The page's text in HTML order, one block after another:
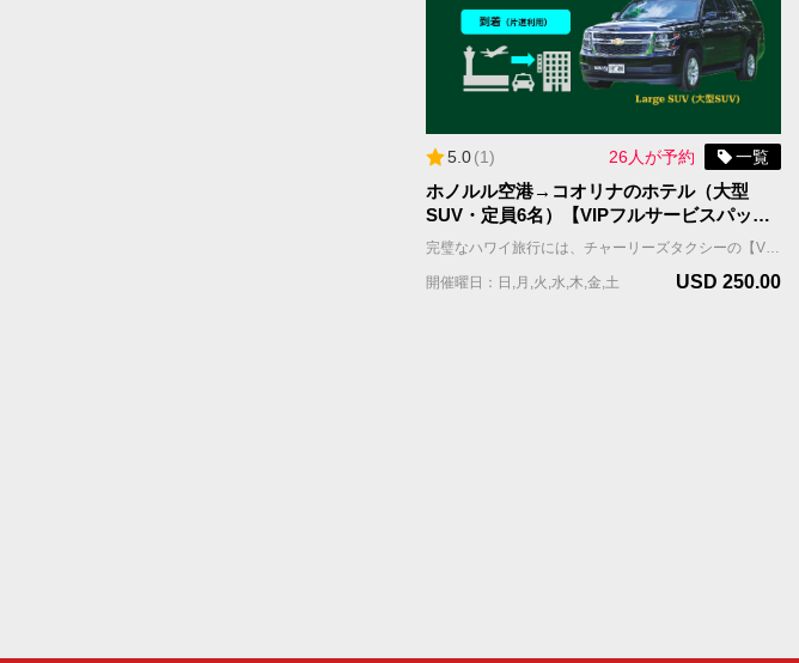
5.0(1) 26人が予約 一覧
ホノルル空港→コオリナのホテル（大型
SUV・定員6名）【VIPフルサービスパッケ
ージ・片道（到着）】
完璧なハワイ旅行には、チャーリーズタクシーの【VIPフルサービスパッケージ】がお勧めです。お客様を担当するドライバーは事前に割り振られており、到着日、担当ドライバーはお客様のお名前を表示したサインを持ってお出迎えし、待機しているタクシーまでご案内します。 国際線到着の場合；担当ドライバーはFIT出口（個人出口）を出たところで、お客様の名前を表示したサインを持ってお待ちしています。 国内線到着の場合；担当ドライバーはお客様の利用便の荷物ターンテーブルの辺りで、お客様の名前を表示したサインを持ってお待ちしています。 ＊当サービスはお客様全員が同じ航空便で到着される前提です。同じ時間帯の異なる航空便で到着される場合は到着時間の遅い便をご記入ください。 車両＆乗車案内 ・車種：ミニバン ・乗車人数：6名まで（乳幼児含む） ・機内持ち込み手荷物（ハンドバッグ、機内持ち込み用キャリーバッグなど）の数：車両1台につき合計6個まで ・お預け手荷物（スーツケース、折り畳みの車椅子やベビーカーなど）＋大型荷物（自転車、ゴルフバッグ、サーフボードなど）の数：車両1台につき合計6個まで。 ＊大型荷物には超過料金がかかりますので、追加オプションよりお選びください。大型荷物の上限は2個までとなります。
開催曜日：日,月,火,水,木,金,土 USD 250.00